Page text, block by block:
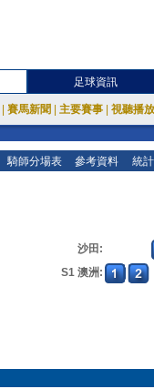
足球資訊
賽馬新聞 主要賽事 視聽播
騎師分場表 參考資料 統
沙田:
S1 澳洲: